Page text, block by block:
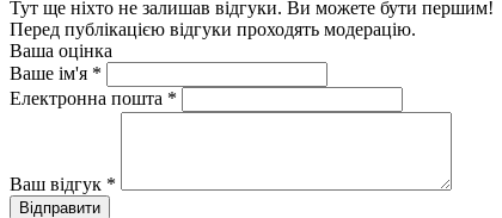
Тут ще ніхто не залишав відгуки. Ви можете бути першим!
Перед публікацією відгуки проходять модерацію.
Ваша оцінка
Ваше ім'я *
Електронна пошта *
Ваш відгук *
Відправити